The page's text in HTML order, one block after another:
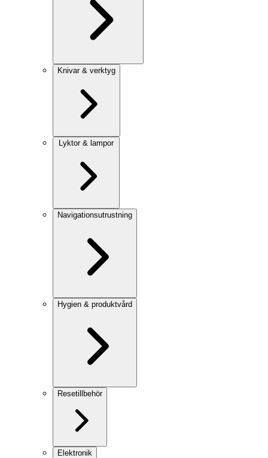
Knivar & verktyg
Lyktor & lampor
Navigationsutrustning
Hygien & produktvård
Resetillbehör
Elektronik